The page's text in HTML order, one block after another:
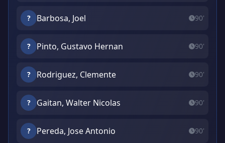
? Barbosa, Joel 90'
? Pinto, Gustavo Hernan 90'
? Rodriguez, Clemente 90'
? Gaitan, Walter Nicolas 90'
? Pereda, Jose Antonio 90'